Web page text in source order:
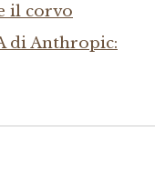
il corvo
di Anthropic: